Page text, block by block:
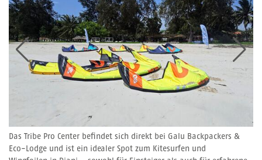
Das Tribe Pro Center befindet sich direkt bei Galu Backpackers &
Eco-Lodge und ist ein idealer Spot zum Kitesurfen und